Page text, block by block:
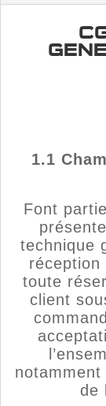
1.1
Font
technique
réception
toute
client
de